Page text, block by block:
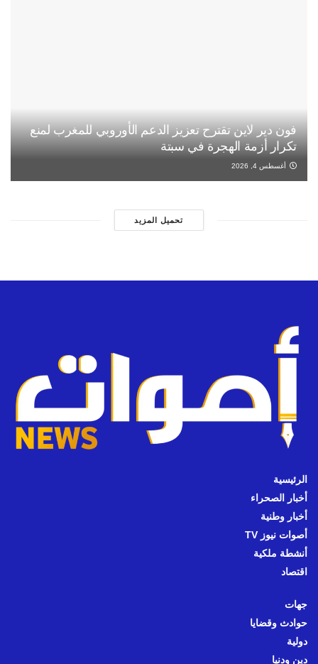
فون دير لاين تقترح تعزيز الدعم الأوروبي للمغرب لمنع
تكرار أزمة الهجرة في سبتة
أغسطس 4, 2026
تحميل المزيد
الرئيسية
أخبار الصحراء
أخبار وطنية
أصوات نيوز TV
أنشطة ملكية
اقتصاد
جهات
حوادث وقضايا
دولية
دين ودنيا